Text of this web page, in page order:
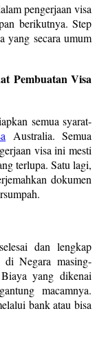
pengerjaan visa
berikutnya. Step
yang secara umum
Pembuatan Visa
semua syarat-
Australia. Semua
visa ini mesti
terlupa. Satu lagi,
dokumen
dan lengkap
Negara masing-
yang dikenai
macamnya.
bank atau bisa